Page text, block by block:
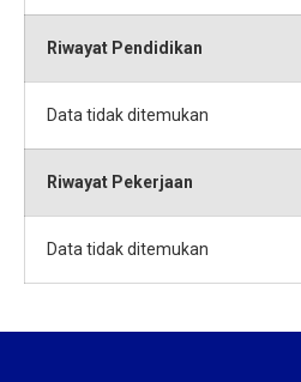
Riwayat Pendidikan
Data tidak ditemukan
Riwayat Pekerjaan
Data tidak ditemukan